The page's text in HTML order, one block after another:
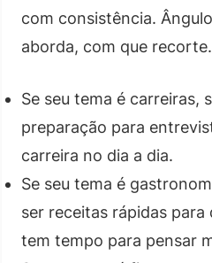
com consistência.
aborda, com que recorte.
Se seu tema é carreiras,
preparação para
carreira no dia a dia.
Se seu tema é
ser receitas rápidas para
tem tempo para pensar